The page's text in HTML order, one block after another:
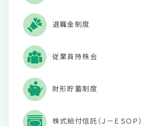
退職金制度
従業員持株会
財形貯蓄制度
株式給付信託（Ｊ－ＥＳＯＰ）